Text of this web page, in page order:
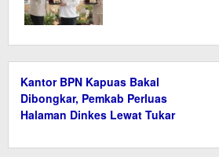
Kantor BPN Kapuas Bakal
Dibongkar, Pemkab Perluas
Halaman Dinkes Lewat Tukar